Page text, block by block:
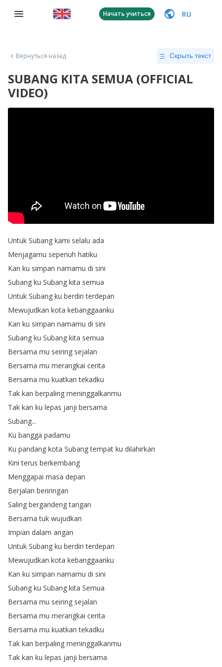
Начать учиться RU
Вернуться назад Скрыть текст
SUBANG KITA SEMUA (OFFICIAL
VIDEO)
Untuk Subang kami selalu ada
Menjagamu sepenuh hatiku
Kan ku simpan namamu di sini
Subang ku Subang kita semua
Untuk Subang ku berdiri terdepan
Mewujudkan kota kebanggaanku
Kan ku simpan namamu di sini
Subang ku Subang kita semua
Bersama mu seiring sejalan
Bersama mu merangkai cerita
Bersama mu kuatkan tekadku
Tak kan berpaling meninggalkanmu
Tak kan ku lepas janji bersama
Subang...
Ku bangga padamu
Ku pandang kota Subang tempat ku dilahirkan
Kini terus berkembang
Menggapai masa depan
Berjalan beriringan
Saling bergandeng tangan
Bersama tuk wujudkan
Impian dalam angan
Untuk Subang ku berdiri terdepan
Mewujudkan kota kebanggaanku
Kan ku simpan namamu di sini
Subang ku Subang kita Semua
Bersama mu seiring sejalan
Bersama mu merangkai cerita
Bersama mu kuatkan tekadku
Tak kan berpaling meninggalkanmu
Tak kan ku lepas janji bersama